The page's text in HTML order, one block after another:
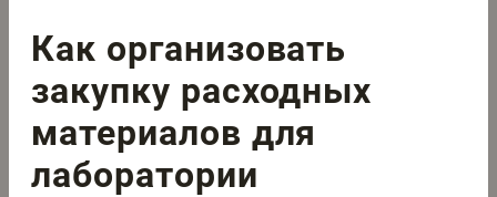
Как организовать
закупку расходных
материалов для
лаборатории